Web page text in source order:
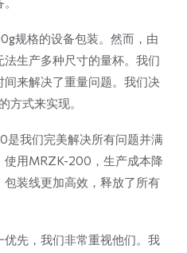
规格的设备包装。然而，由
生产多种尺寸的量杯。我们
来解决了重量问题。我们决
方式来实现。
我们完美解决所有问题并满
使用MRZK-200，生产成本降
装线更加高效，释放了所有
先，我们非常重视他们。我